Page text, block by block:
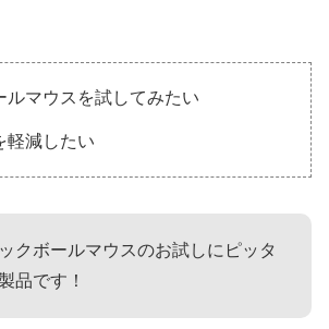
ルマウスを試してみたい
軽減したい
クボールマウスのお試しにピッタ
品です！